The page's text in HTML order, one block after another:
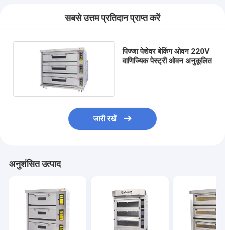
सबसे उत्तम प्रतिदान प्राप्त करें
पिज्जा पेशेवर बेकिंग ओवन 220V
वाणिज्यिक पेस्ट्री ओवन अनुकूलित
जारी रखें
अनुशंसित उत्पाद